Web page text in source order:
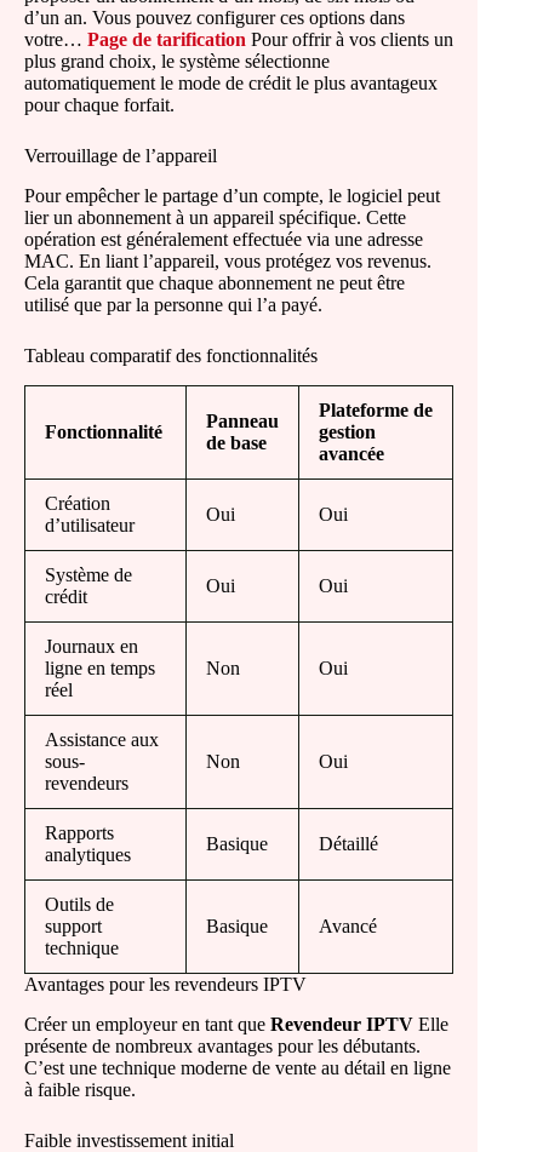
d’un an. Vous pouvez configurer ces options dans
votre… Page de tarification Pour offrir à vos clients un
plus grand choix, le système sélectionne
automatiquement le mode de crédit le plus avantageux
pour chaque forfait.
Verrouillage de l’appareil
Pour empêcher le partage d’un compte, le logiciel peut
lier un abonnement à un appareil spécifique. Cette
opération est généralement effectuée via une adresse
MAC. En liant l’appareil, vous protégez vos revenus.
Cela garantit que chaque abonnement ne peut être
utilisé que par la personne qui l’a payé.
Tableau comparatif des fonctionnalités
Fonctionnalité
Panneau
de base
Plateforme de
gestion
avancée
Création
d’utilisateur
Oui Oui
Système de
crédit
Oui Oui
Journaux en
ligne en temps
réel
Non Oui
Assistance aux
sous-
revendeurs
Non Oui
Rapports
analytiques
Basique Détaillé
Outils de
support
technique
Basique Avancé
Avantages pour les revendeurs IPTV
Créer un employeur en tant que Revendeur IPTV Elle
présente de nombreux avantages pour les débutants.
C’est une technique moderne de vente au détail en ligne
à faible risque.
Faible investissement initial